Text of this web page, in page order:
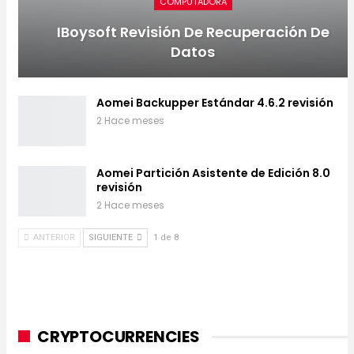
IBoysoft Revisión De Recuperación De
Datos
Aomei Backupper Estándar 4.6.2 revisión
2 Hace meses
Aomei Partición Asistente de Edición 8.0
revisión
2 Hace meses
ANTERIOR SIGUIENTE 1 de 8
CRYPTOCURRENCIES